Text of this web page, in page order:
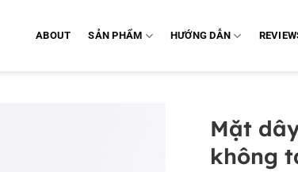
ABOUT SẢN PHẨM HƯỚNG DẪN
Mặt
không